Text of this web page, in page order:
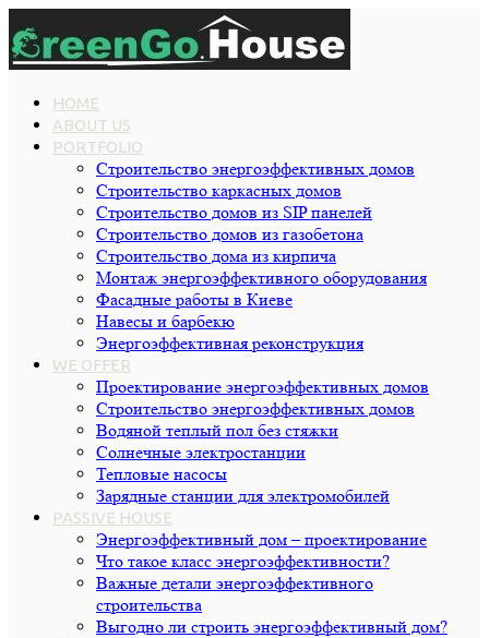
HOME
ABOUT US
PORTFOLIO
Строительство энергоэффективных домов
Строительство каркасных домов
Строительство домов из SIP панелей
Строительство домов из газобетона
Строительство дома из кирпича
Монтаж энергоэффективного оборудования
Фасадные работы в Киеве
Навесы и барбекю
Энергоэффективная реконструкция
WE OFFER
Проектирование энергоэффективных домов
Строительство энергоэффективных домов
Водяной теплый пол без стяжки
Cолнечные электростанции
Тепловые насосы
Зарядные станции для электромобилей
PASSIVE HOUSE
Энергоэффективный дом – проектирование
Что такое класс энергоэффективности?
Важные детали энергоэффективного
строительства
Выгодно ли строить энергоэффективный дом?